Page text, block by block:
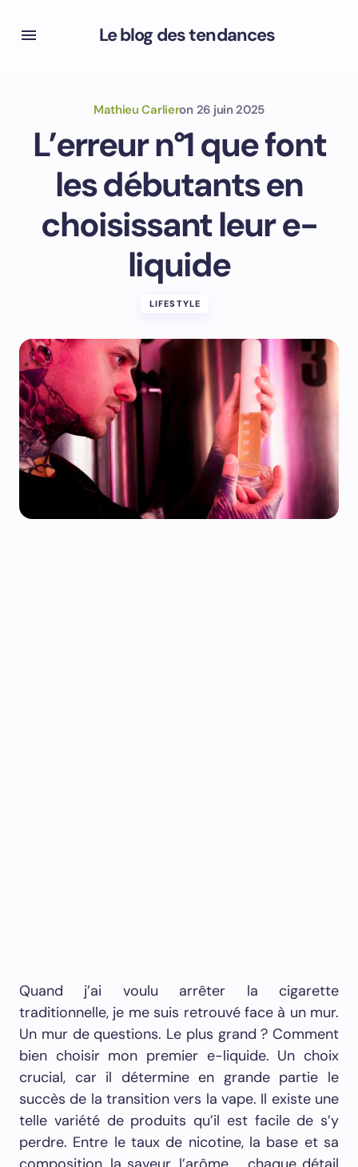
Le blog des tendances
Mathieu Carlieron 26 juin 2025
L’erreur n°1 que font
les débutants en
choisissant leur e-
liquide
LIFESTYLE
Quand j’ai voulu arrêter la cigarette
traditionnelle, je me suis retrouvé face à un mur.
Un mur de questions. Le plus grand ? Comment
bien choisir mon premier e-liquide. Un choix
crucial, car il détermine en grande partie le
succès de la transition vers la vape. Il existe une
telle variété de produits qu’il est facile de s’y
perdre. Entre le taux de nicotine, la base et sa